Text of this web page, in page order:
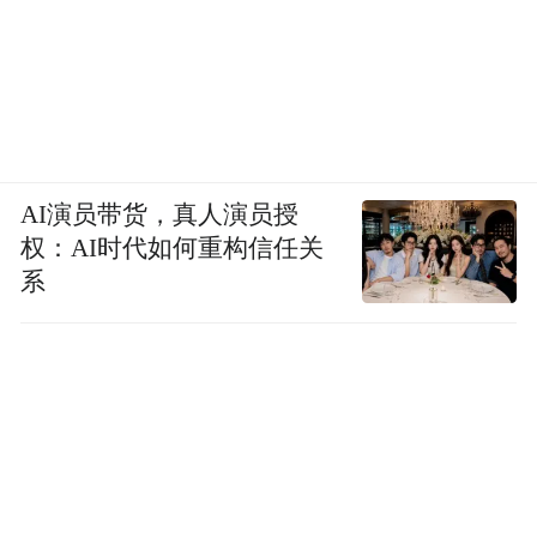
AI演员带货，真人演员授
权：AI时代如何重构信任关
系